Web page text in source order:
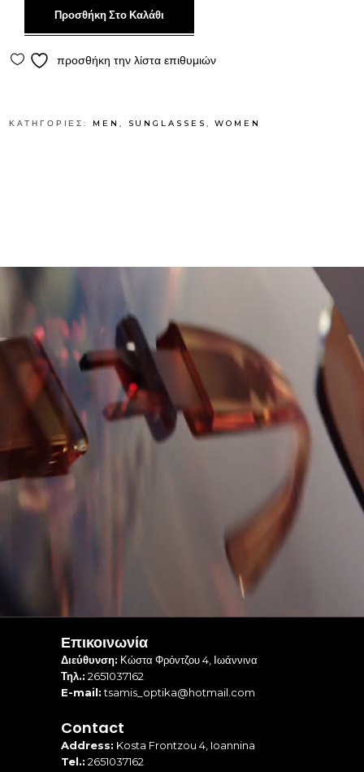
Προσθήκη Στο Καλάθι
προσθήκη την λίστα επιθυμιών
ΚΑΤΗΓΟΡΊΕΣ: MEN , SUNGLASSES ,WOMEN
Επικοινωνία
Διεύθυνση: Κώστα Φρόντζου 4, Ιωάννινα
Τηλ.: 2651037162
E-mail: tsamis_optika@hotmail.com
Contact
Address: Kosta Frontzou 4, Ioannina
Tel.: 2651037162